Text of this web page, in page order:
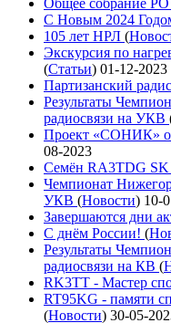
С Новым 2024
105 лет НРЛ (
Экскурсия по
(Статьи) 01-12-2023
Партизанский
Результаты
радиосвязи на УКВ
Проект «СОНИК»
08-2023
Семён RA3TDG SK
Чемпионат
УКВ (Новости) 10-
Завершаются дни
С днём России! (
Результаты
радиосвязи на КВ (
RK3TT - Мастер
RT95KG - памяти
(Новости) 30-05-